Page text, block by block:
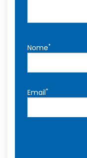
Nome*
Email*